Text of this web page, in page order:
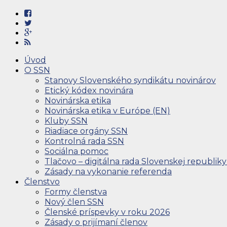
Úvod
O SSN
Stanovy Slovenského syndikátu novinárov
Etický kódex novinára
Novinárska etika
Novinárska etika v Európe (EN)
Kluby SSN
Riadiace orgány SSN
Kontrolná rada SSN
Sociálna pomoc
Tlačovo – digitálna rada Slovenskej republiky
Zásady na vykonanie referenda
Členstvo
Formy členstva
Nový člen SSN
Členské príspevky v roku 2026
Zásady o prijímaní členov